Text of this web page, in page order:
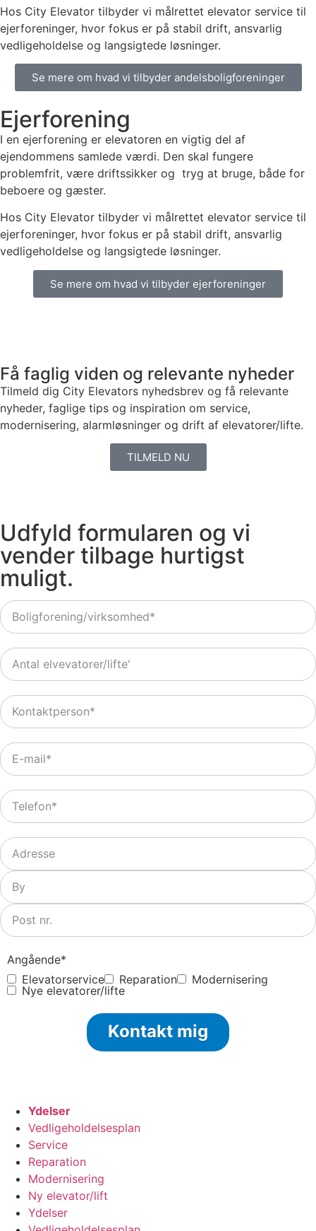
Hos City Elevator tilbyder vi målrettet elevator service til
ejerforeninger, hvor fokus er på stabil drift, ansvarlig
vedligeholdelse og langsigtede løsninger.
Se mere om hvad vi tilbyder andelsboligforeninger
Ejerforening
I en ejerforening er elevatoren en vigtig del af
ejendommens samlede værdi. Den skal fungere
problemfrit, være driftssikker og tryg at bruge, både for
beboere og gæster.
Hos City Elevator tilbyder vi målrettet elevator service til
ejerforeninger, hvor fokus er på stabil drift, ansvarlig
vedligeholdelse og langsigtede løsninger.
Se mere om hvad vi tilbyder ejerforeninger
Få faglig viden og relevante nyheder
Tilmeld dig City Elevators nyhedsbrev og få relevante
nyheder, faglige tips og inspiration om service,
modernisering, alarmløsninger og drift af elevatorer/lifte.
TILMELD NU
Udfyld formularen og vi
vender tilbage hurtigst
muligt.
Boligforening/
virksomhed*
Antal
elvevatorer/lifte*
Kontaktperson*
E-
mail*
Telefon*
Adresse
Angående*
Elevatorservice
Reparation
Modernisering
Nye elevatorer/lifte
Kontakt mig
Ydelser
Vedligeholdelsesplan
Service
Reparation
Modernisering
Ny elevator/lift
Ydelser